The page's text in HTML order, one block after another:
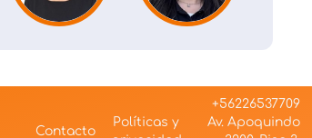
Contacto
Políticas y
+56226537709
Av. Apoquindo